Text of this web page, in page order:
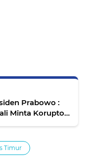
Prabowo :
Minta Koruptor
Timur